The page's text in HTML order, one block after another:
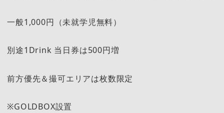
一般1,000円（未就学児無料）
別途1Drink 当日券は500円増
前方優先＆撮可エリアは枚数限定
※GOLDBOX設置